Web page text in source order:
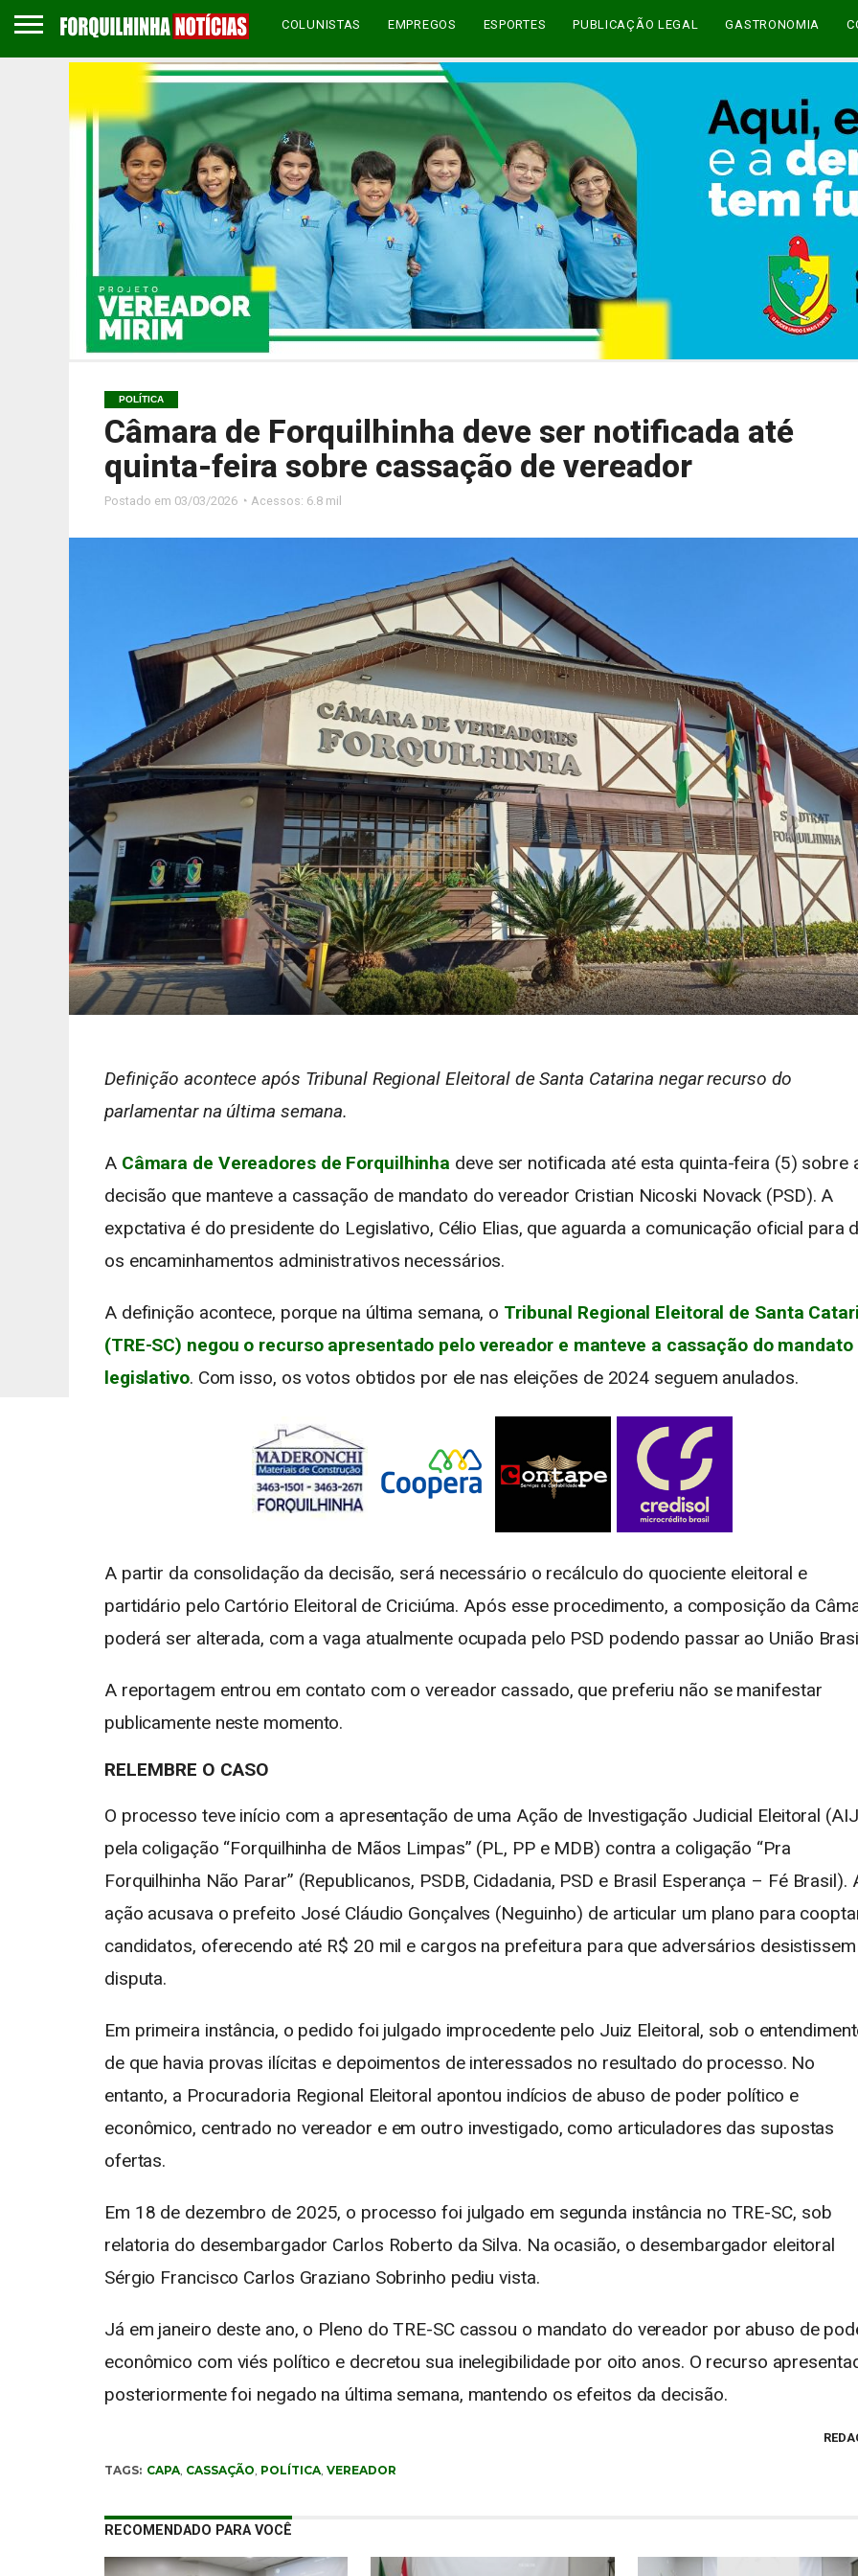
COLUNISTAS EMPREGOS ESPORTES PUBLICAÇÃO LEGAL GASTRONOMIA
POLÍTICA
Câmara de Forquilhinha deve ser notificada até
quinta-feira sobre cassação de vereador
Postado em 03/03/2026 ◔ Acessos: 6.8 mil
Definição acontece após Tribunal Regional Eleitoral de Santa Catarina negar recurso do
parlamentar na última semana.
A Câmara de Vereadores de Forquilhinha deve ser notificada até esta quinta-feira (5) sobre
decisão que manteve a cassação de mandato do vereador Cristian Nicoski Novack (PSD). A
expctativa é do presidente do Legislativo, Célio Elias, que aguarda a comunicação oficial para
os encaminhamentos administrativos necessários.
A definição acontece, porque na última semana, o Tribunal Regional Eleitoral de Santa
(TRE-SC) negou o recurso apresentado pelo vereador e manteve a cassação do mandato
legislativo. Com isso, os votos obtidos por ele nas eleições de 2024 seguem anulados.
A partir da consolidação da decisão, será necessário o recálculo do quociente eleitoral e
partidário pelo Cartório Eleitoral de Criciúma. Após esse procedimento, a composição da
poderá ser alterada, com a vaga atualmente ocupada pelo PSD podendo passar ao União
A reportagem entrou em contato com o vereador cassado, que preferiu não se manifestar
publicamente neste momento.
RELEMBRE O CASO
O processo teve início com a apresentação de uma Ação de Investigação Judicial Eleitoral
pela coligação “Forquilhinha de Mãos Limpas” (PL, PP e MDB) contra a coligação “Pra
Forquilhinha Não Parar” (Republicanos, PSDB, Cidadania, PSD e Brasil Esperança – Fé Brasil).
ação acusava o prefeito José Cláudio Gonçalves (Neguinho) de articular um plano para
candidatos, oferecendo até R$ 20 mil e cargos na prefeitura para que adversários
disputa.
Em primeira instância, o pedido foi julgado improcedente pelo Juiz Eleitoral, sob o
de que havia provas ilícitas e depoimentos de interessados no resultado do processo. No
entanto, a Procuradoria Regional Eleitoral apontou indícios de abuso de poder político e
econômico, centrado no vereador e em outro investigado, como articuladores das supostas
ofertas.
Em 18 de dezembro de 2025, o processo foi julgado em segunda instância no TRE-SC, sob
relatoria do desembargador Carlos Roberto da Silva. Na ocasião, o desembargador eleitoral
Sérgio Francisco Carlos Graziano Sobrinho pediu vista.
Já em janeiro deste ano, o Pleno do TRE-SC cassou o mandato do vereador por abuso de
econômico com viés político e decretou sua inelegibilidade por oito anos. O recurso
posteriormente foi negado na última semana, mantendo os efeitos da decisão.
TAGS: CAPA, CASSAÇÃO POLÍTICA, VEREADOR
RECOMENDADO PARA VOCÊ